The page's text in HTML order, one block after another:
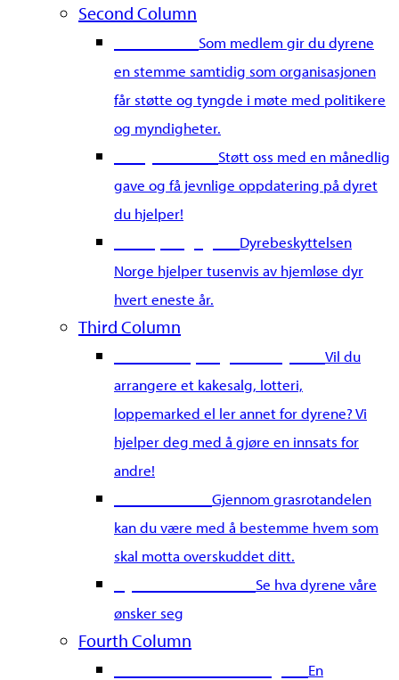
Second Column
Som medlem gir du dyrene
en stemme samtidig som organisasjonen
får støtte og tyngde i møte med politikere
og myndigheter.
Støtt oss med en månedlig
gave og få jevnlige oppdatering på dyret
du hjelper!
Dyrebeskyttelsen
Norge hjelper tusenvis av hjemløse dyr
hvert eneste år.
Third Column
Vil du
arrangere et kakesalg, lotteri,
loppemarked el ler annet for dyrene? Vi
hjelper deg med å gjøre en innsats for
andre!
Gjennom grasrotandelen
kan du være med å bestemme hvem som
skal motta overskuddet ditt.
Se hva dyrene våre
ønsker seg
Fourth Column
En